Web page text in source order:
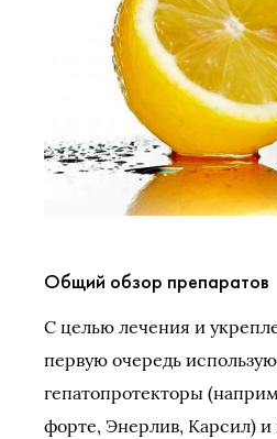
Общий обзор препаратов
С целью лечения и
первую очередь
гепатопротекторы
форте, Энерлив, Карсил) и